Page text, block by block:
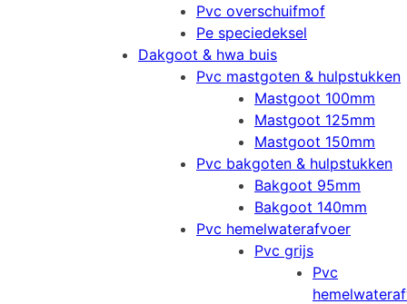
Pvc overschuifmof
Pe speciedeksel
Dakgoot & hwa buis
Pvc mastgoten & hulpstukken
Mastgoot 100mm
Mastgoot 125mm
Mastgoot 150mm
Pvc bakgoten & hulpstukken
Bakgoot 95mm
Bakgoot 140mm
Pvc hemelwaterafvoer
Pvc grijs
Pvc